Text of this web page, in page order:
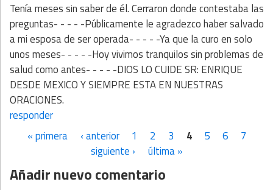
Tenía meses sin saber de él. Cerraron donde contestaba las
preguntas- - - - -Públicamente le agradezco haber salvado
a mi esposa de ser operada- - - - -Ya que la curo en solo
unos meses- - - - -Hoy vivimos tranquilos sin problemas de
salud como antes- - - - -DIOS LO CUIDE SR: ENRIQUE
DESDE MEXICO Y SIEMPRE ESTA EN NUESTRAS
ORACIONES.
responder
Páginas
« primera ‹ anterior 1 2 3 4 5 6
7
siguiente ›
última »
Añadir nuevo comentario